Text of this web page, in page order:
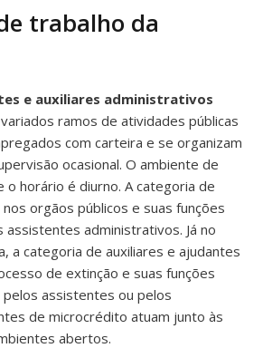
trabalho da
e auxiliares administrativos
ramos de atividades públicas
com carteira e se organizam
ocasional. O ambiente de
o horário é diurno. A categoria de
orgãos públicos e suas funções
assistentes administrativos. Já no
a categoria de auxiliares e ajudantes
de extinção e suas funções
assistentes ou pelos
de microcrédito atuam junto às
abertos.